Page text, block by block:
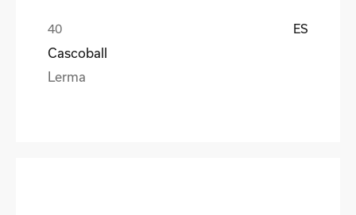
ES
Cascoball
Lerma